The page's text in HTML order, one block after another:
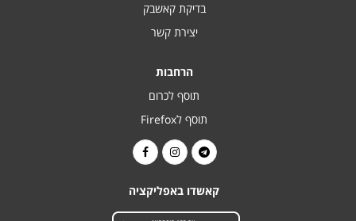
בדיקת קאשבק
יצירת קשר
הרחבות
תוסף לכרום
תוסף לFirefox
קאשדו באפליקציה